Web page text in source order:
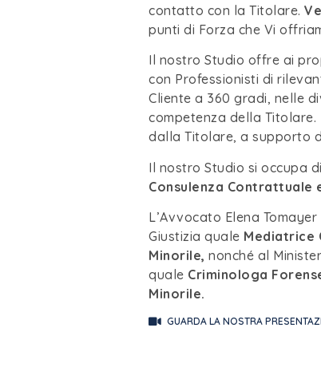
contatto con la Titolare.
punti di Forza che Vi
Il nostro Studio offre ai
con Professionisti di
Cliente a 360 gradi, nelle
competenza della
dalla Titolare, a supporto
Il nostro Studio si occupa di
Consulenza Contrattuale
L’Avvocato Elena
Giustizia quale Mediatrice
Minorile, nonché al
quale Criminologa
Minorile.
GUARDA LA NOSTRA